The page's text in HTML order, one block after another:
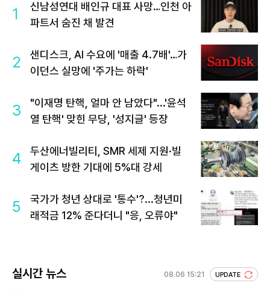
1
신남성연대 배인규 대표 사망…인천 아
파트서 숨진 채 발견
2
샌디스크, AI 수요에 '매출 4.7배'…가
이던스 실망에 '주가는 하락'
3
"이재명 탄핵, 얼마 안 남았다"...'윤석
열 탄핵' 맞힌 무당, '성지글' 등장
4
두산에너빌리티, SMR 세제 지원·빌
게이츠 방한 기대에 5%대 강세
5
국가가 청년 상대로 '통수'?...청년미
래적금 12% 준다더니 "응, 오류야"
실시간 뉴스 08.06 15:21 UPDATE